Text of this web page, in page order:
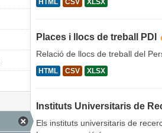
HTML CSV XLSX
Places i llocs de treball PDI
Relació de llocs de treball del
HTML CSV XLSX
Instituts Universitaris de
Els instituts universitaris de